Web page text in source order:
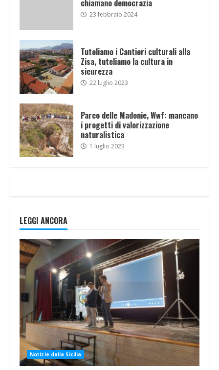
chiamano democrazia
23 febbraio 2024
Tuteliamo i Cantieri culturali alla
Zisa, tuteliamo la cultura in
sicurezza
22 luglio 2023
Parco delle Madonie, Wwf: mancano
i progetti di valorizzazione
naturalistica
1 luglio 2023
LEGGI ANCORA
Notizie dalla Sicilia